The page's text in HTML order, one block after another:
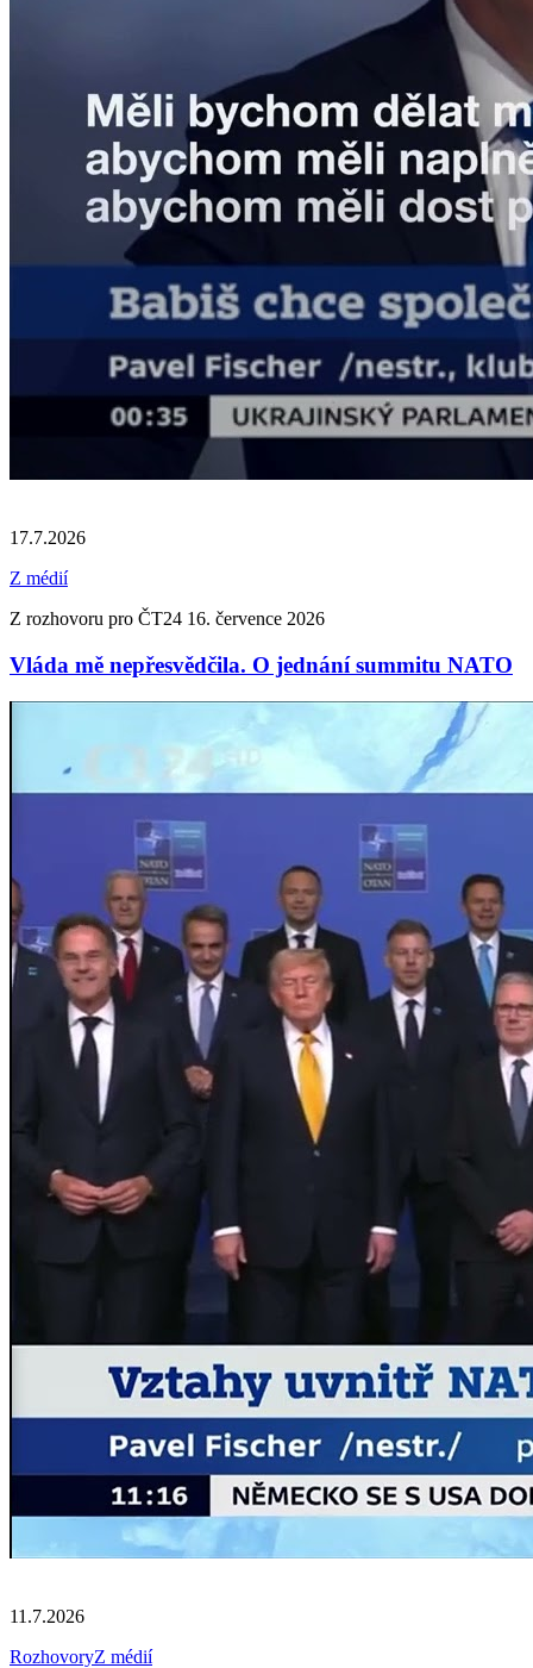
17.7.2026
Z médií
Z rozhovoru pro ČT24 16. července 2026
Vláda mě nepřesvědčila. O jednání summitu NATO
11.7.2026
RozhovoryZ médií